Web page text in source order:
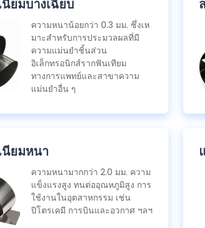
นียมบางเฉียบ
ความหนาน้อยกว่า 0.3 มม. ซึ่งเห
มาะสําหรับการประมวลผลที่มี
ความแม่นยําชิ้นส่วน
อิเล็กทรอนิกส์รากฟันเทียม
ทางการแพทย์และสาขาความ
แม่นยําอื่น ๆ
นียมหนา
ความหนามากกว่า 2.0 มม. ความ
แข็งแรงสูง ทนต่ออุณหภูมิสูง การ
ใช้งานในอุตสาหกรรม เช่น
ปิโตรเคมี การบินและอวกาศ ฯลฯ